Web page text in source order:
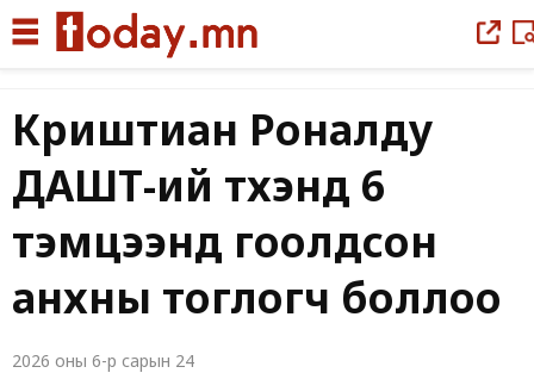
Криштиан Роналду
ДАШТ-ий түүхэнд 6
тэмцээнд гоолдсон
анхны тоглогч боллоо
2026 оны 6-р сарын 24